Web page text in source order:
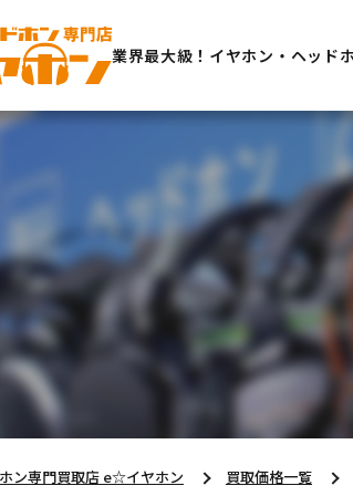
業界最大級！イヤホン・ヘッド
ン専門買取店 e☆イヤホン 買取価格一覧